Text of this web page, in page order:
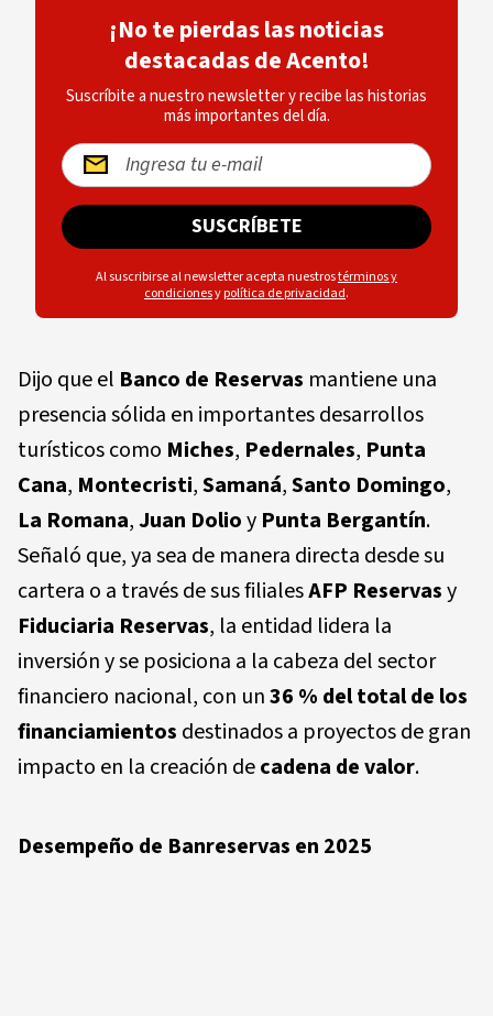
¡No te pierdas las noticias
destacadas de Acento!
Suscríbite a nuestro newsletter y recibe las historias
más importantes del día.
SUSCRÍBETE
Al suscribirse al newsletter acepta nuestrostérminos y
condicionesypolítica de privacidad.
Dijo que el Banco de Reservas mantiene una
presencia sólida en importantes desarrollos
turísticos como Miches, Pedernales, Punta
Cana, Montecristi,Samaná,Santo Domingo,
La Romana,Juan Dolioy Punta Bergantín.
Señaló que, ya sea de manera directa desde su
cartera o a través de sus filialesAFP Reservasy
Fiduciaria Reservas, la entidad lidera la
inversión y se posiciona a la cabeza del sector
financiero nacional, con un36 % del total de los
financiamientos destinados a proyectos de gran
impacto en la creación decadena de valor.
Desempeño de Banreservas en 2025